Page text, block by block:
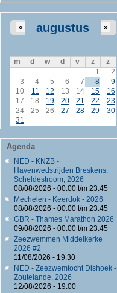
augustus
« »
m d w d v z
z
1
2
3
4 5 6 7 8
9
10
11 12 13 14 15
16
17
18 19 20 21 22
23
24
25 26 27 28 29
30
31
Agenda
NED - KNZB -
Havenwedstrijden Breskens,
Scheldestroom, 2026
08/08/2026 - 00:00t/m 23:45
Mechelen - Keerdok - 2026
08/08/2026 - 00:00t/m 23:45
GBR - Thames Marathon 2026
09/08/2026 - 00:00t/m 23:45
Zeezwemmen Middelkerke
2026 #2
11/08/2026 - 19:30
NED - Zeezwemtocht Dishoek -
Zoutelande, 2026
12/08/2026 - 19:00